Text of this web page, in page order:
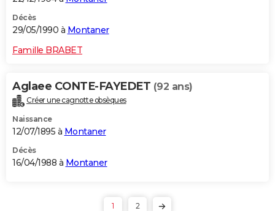
Décès
29/05/1990 à Montaner
Famille BRABET
Aglaee CONTE-FAYEDET (92 ans)
Créer une cagnotte obsèques
Naissance
12/07/1895 à Montaner
Décès
16/04/1988 à Montaner
1 2